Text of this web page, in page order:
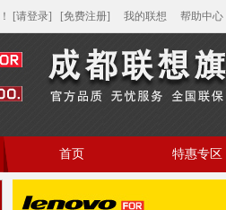
！ [请登录] [免费注册] 我的联想 帮助中心
首页 特惠专区